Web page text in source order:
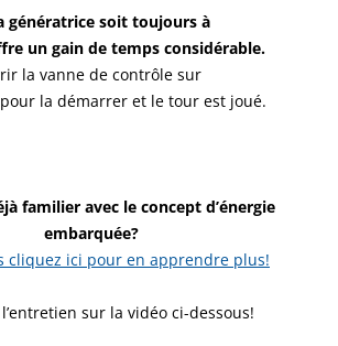
génératrice soit toujours à
un gain de temps considérable.
la vanne de contrôle sur
pour la démarrer et le tour est joué.
familier avec le concept d’énergie
embarquée?
cliquez ici pour en apprendre plus!
sur la vidéo ci-dessous!